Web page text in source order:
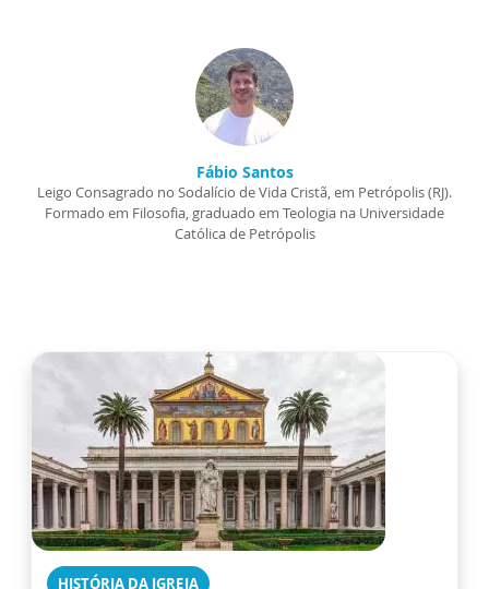
Fábio Santos
Leigo Consagrado no Sodalício de Vida Cristã, em Petrópolis (RJ).
Formado em Filosofia, graduado em Teologia na Universidade
Católica de Petrópolis
HISTÓRIA DA IGREJA